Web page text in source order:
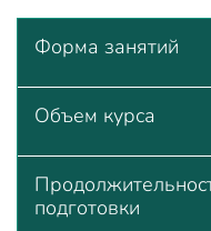
Форма занятий
Объем курса
подготовки